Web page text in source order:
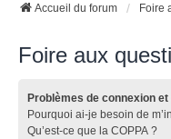
Accueil du forum Foire
Foire aux
Problèmes de connexion et
Pourquoi ai-je besoin de
Qu’est-ce que la COPPA ?